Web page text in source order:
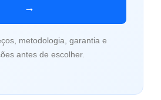
→
metodologia, garantia e
antes de escolher.